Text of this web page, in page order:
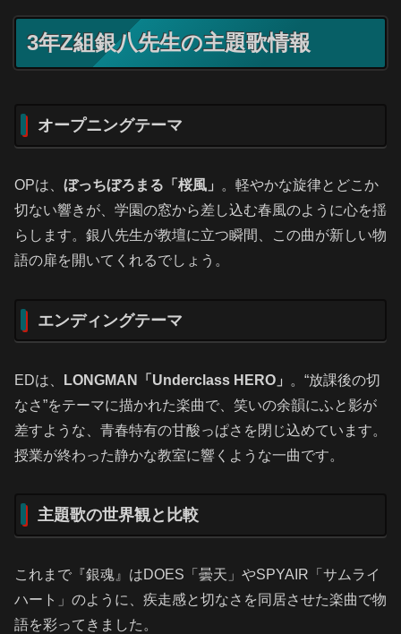
3年Z組銀八先生の主題歌情報
オープニングテーマ
OPは、 ぼっちぼろまる「桜風」
。軽やかな旋律とどこか
切ない響きが、学園の窓から差し込む春風のように心を揺
らします。銀八先生が教壇に立つ瞬間、この曲が新しい物
語の扉を開いてくれるでしょう。
エンディングテーマ
EDは、 LONGMAN「Underclass HERO」
。“放課後の切
なさ”をテーマに描かれた楽曲で、笑いの余韻にふと影が
差すような、青春特有の甘酸っぱさを閉じ込めています。
授業が終わった静かな教室に響くような一曲です。
主題歌の世界観と比較
これまで『銀魂』はDOES「曇天」やSPYAIR「サムライ
ハート」のように、疾走感と切なさを同居させた楽曲で物
語を彩ってきました。